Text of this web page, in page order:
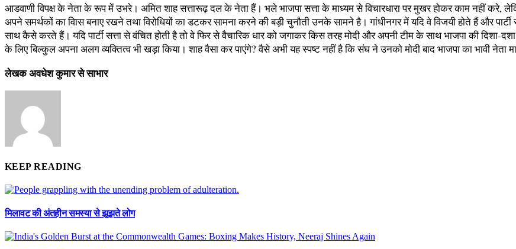
आडवाणी विपक्ष के नेता के रूप में उभरे। अमित शाह सत्तारूढ़ दल के नेता हैं। भले भाजपा सत्ता के माध्यम से विचारधारा पर मुखर होकर काम नहीं करे,
अपने समर्थकों का विास बनाए रखने तथा विरोधियों का डटकर सामना करने की बड़ी चुनौती उनके सामने है। गांधीनगर में यदि वे विजयी होते हैं और
साथ कैसे करते हैं। यदि पार्टी सत्ता से वंचित होती है तो वे फिर से वैचारिक धार को जगाकर किस तरह मोदी और अपनी टीम के साथ भाजपा की
के लिए बिल्कुल अपना अलग व्यक्तित्व भी खड़ा किया। शाह वैसा कर पाएंगे? वैसे अभी यह स्पष्ट नहीं है कि संघ ने उनको मोदी बाद भाजपा का भावी नेता
लेखक अवधेश कुमार से साभार
KEEP READING
मिलावट की अंतहीन समस्या से झूझते लोग